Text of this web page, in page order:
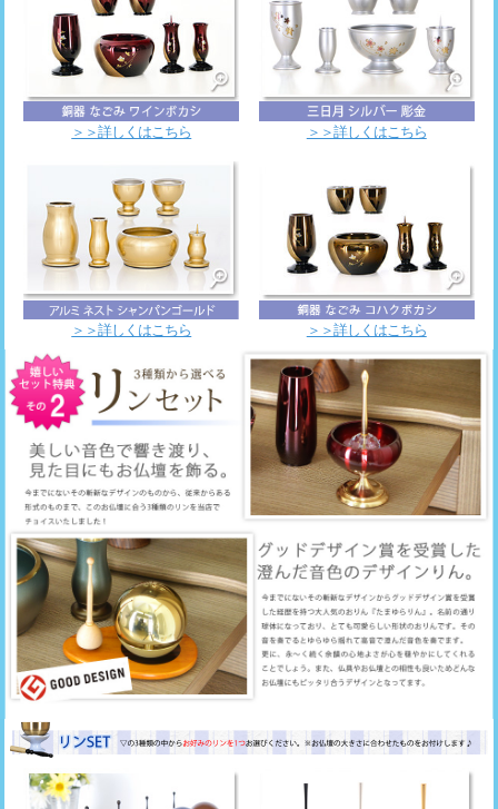
＞＞詳しくはこちら ＞＞詳しくはこちら
＞＞詳しくはこちら ＞＞詳しくはこちら